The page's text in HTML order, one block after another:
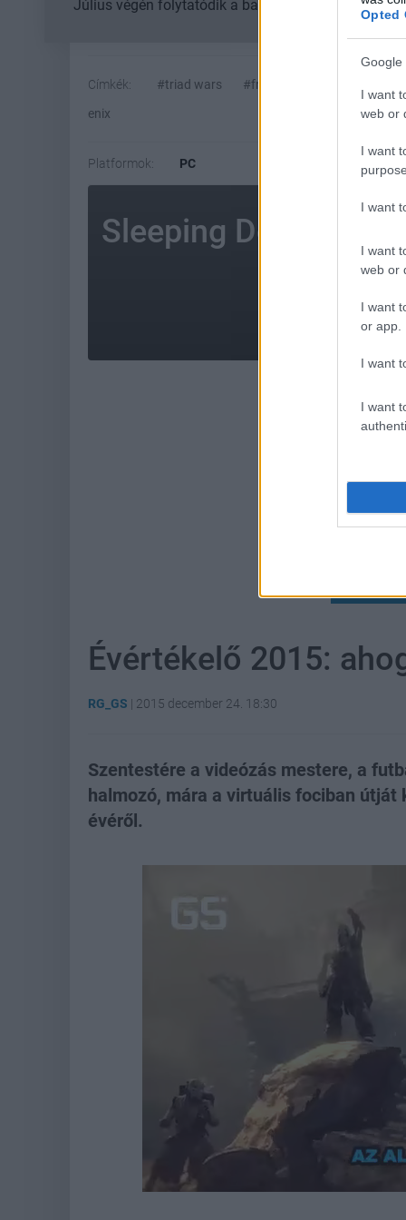
Opted
Google
I want
web or
I want
I want
I want
web or
I want
or app.
I want
I want
Július végén folytatódik a balatoni strandröplabda-
Címkék: #triad wars #free-to-play
enix
Platformok: PC
Sleeping Dogs
AMI
Évértékelő 2015:
RG_GS | 2015 december 24. 18:30
Szentestére a videózás mestere, a
halmozó, mára a virtuális fociban útját
évéről.
38.05%